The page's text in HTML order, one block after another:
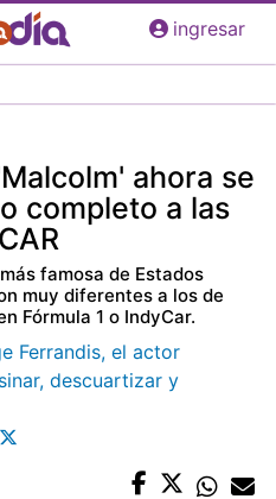
Pasar
al
principal
ingresar
ahora se
completo a las
famosa de Estados
muy diferentes a los de
Fórmula 1 o IndyCar.
Ferrandis, el actor
descuartizar y